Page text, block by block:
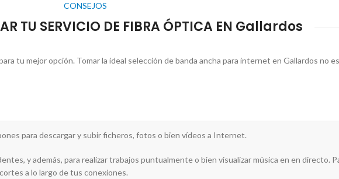
CONSEJOS
TU SERVICIO DE FIBRA ÓPTICA EN Gallardos
tu mejor opción. Tomar la ideal selección de banda ancha para internet en Gallardos no
para descargar y subir ficheros, fotos o bien vídeos a Internet.
y además, para realizar trabajos puntualmente o bien visualizar música en en directo.
a lo largo de tus conexiones.